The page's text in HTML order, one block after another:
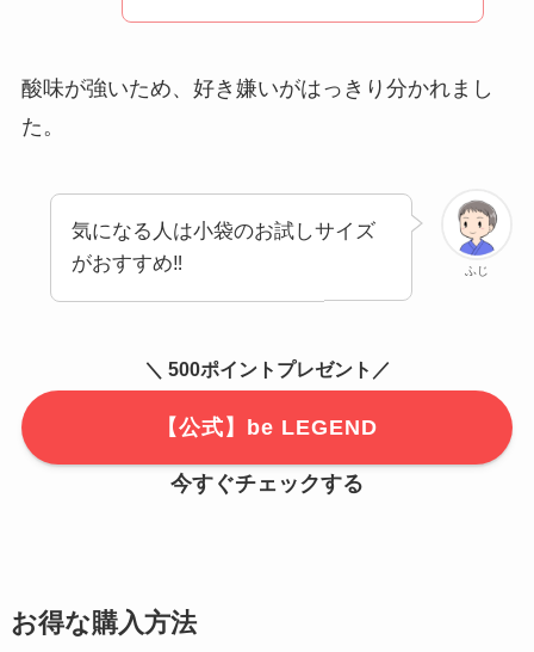
酸味が強いため、好き嫌いがはっきり分かれまし
た。
ふじ
気になる人は小袋のお試しサイズ
がおすすめ‼
＼ 500ポイントプレゼント／
【公式】be LEGEND
今すぐチェックする
お得な購入方法